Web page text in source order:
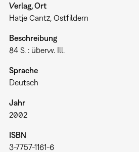
Verlag, Ort
Hatje Cantz, Ostfildern
Beschreibung
84 S. : überw. Ill.
Sprache
Deutsch
Jahr
2002
ISBN
3-7757-1161-6